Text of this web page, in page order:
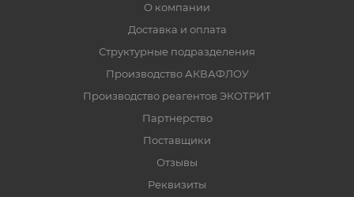
О компании
Доставка и оплата
Структурные подразделения
Производство АКВАФЛОУ
Производство реагентов ЭКОТРИТ
Партнерство
Поставщики
Отзывы
Реквизиты